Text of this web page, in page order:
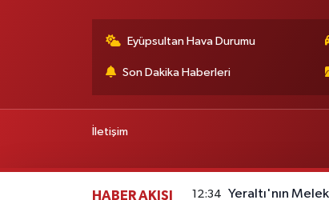
Eyüpsultan Hava Durumu
Son Dakika Haberleri
İletişim
HABER AKIŞI 12:34 Yeraltı'nın